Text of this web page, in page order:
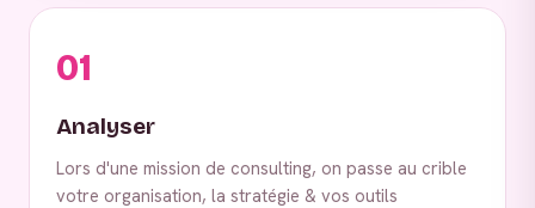
01
Analyser
Lors d'une mission de consulting, on passe au crible
votre organisation, la stratégie & vos outils